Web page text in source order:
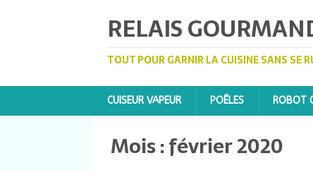
RELAIS
TOUT POUR GARNIR LA CUISINE SANS SE
CUISEUR VAPEUR POÊLES ROBOT
Mois :février 2020